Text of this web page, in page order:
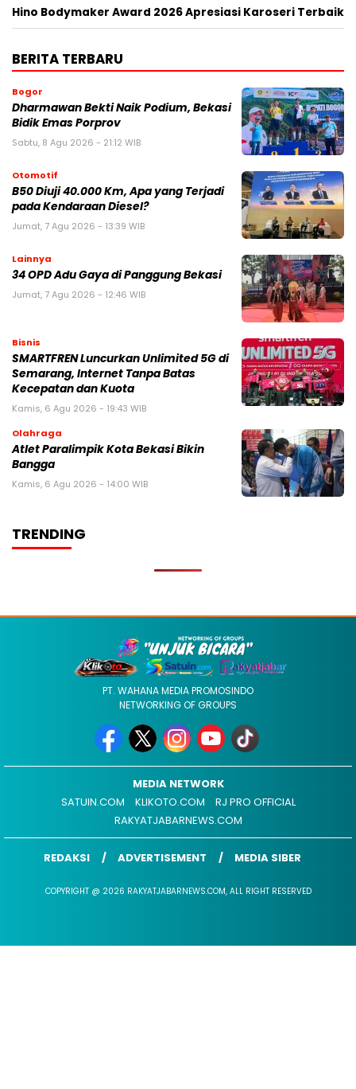
Hino Bodymaker Award 2026 Apresiasi Karoseri Terbaik
BERITA TERBARU
Bogor
Dharmawan Bekti Naik Podium, Bekasi
Bidik Emas Porprov
Sabtu, 8 Agu 2026 - 21:12 WIB
Otomotif
B50 Diuji 40.000 Km, Apa yang Terjadi
pada Kendaraan Diesel?
Jumat, 7 Agu 2026 - 13:39 WIB
Lainnya
34 OPD Adu Gaya di Panggung Bekasi
Jumat, 7 Agu 2026 - 12:46 WIB
Bisnis
SMARTFREN Luncurkan Unlimited 5G di
Semarang, Internet Tanpa Batas
Kecepatan dan Kuota
Kamis, 6 Agu 2026 - 19:43 WIB
Olahraga
Atlet Paralimpik Kota Bekasi Bikin
Bangga
Kamis, 6 Agu 2026 - 14:00 WIB
TRENDING
PT. WAHANA MEDIA PROMOSINDO
NETWORKING OF GROUPS
MEDIA NETWORK
SATUIN.COM
KLIKOTO.COM
RJ PRO OFFICIAL
RAKYATJABARNEWS.COM
REDAKSI ADVERTISEMENT MEDIA SIBER
COPYRIGHT @ 2026 RAKYATJABARNEWS.COM, ALL RIGHT RESERVED